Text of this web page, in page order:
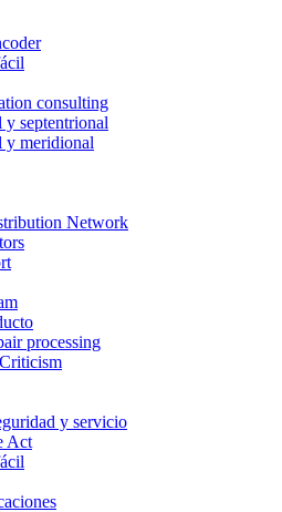
consulting
y septentrional
y meridional
Network
processing
y servicio
Act